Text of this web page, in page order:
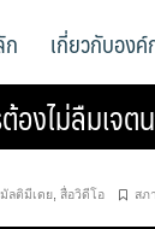
เกี่ยวกับอง
องไม่ลืมเ
ลติมีเดย สื่อวิดีโอ สภ